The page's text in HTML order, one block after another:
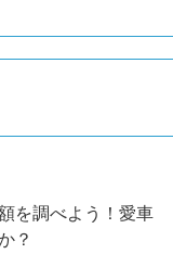
を調べよう！愛車
？